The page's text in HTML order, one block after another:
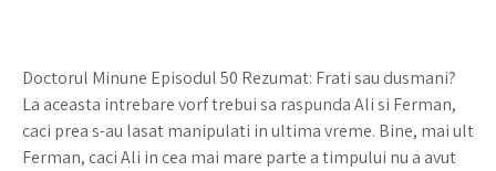
Doctorul Minune Episodul 50 Rezumat: Frati sau dusmani?
La aceasta intrebare vorf trebui sa raspunda Ali si Ferman,
caci prea s-au lasat manipulati in ultima vreme. Bine, mai ult
Ferman, caci Ali in cea mai mare parte a timpului nu a avut